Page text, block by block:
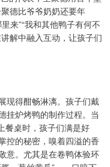
德比爷爷奶奶还要年
来”“我和其他鸭子有何不
解中融入互动，让孩子们
现得酣畅淋漓。孩子们戴
挂炉烤鸭的制作过程。当
餐桌时，孩子们满是好
控的秘密，嗅着四溢的香
意。尤其是在卷鸭体验环